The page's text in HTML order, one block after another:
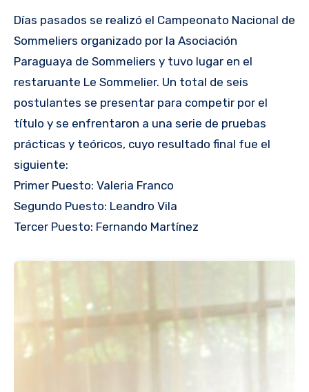
Días pasados se realizó el Campeonato Nacional de
Sommeliers organizado por la Asociación
Paraguaya de Sommeliers y tuvo lugar en el
restaruante Le Sommelier. Un total de seis
postulantes se presentar para competir por el
título y se enfrentaron a una serie de pruebas
prácticas y teóricos, cuyo resultado final fue el
siguiente:
Primer Puesto: Valeria Franco
Segundo Puesto: Leandro Vila
Tercer Puesto: Fernando Martínez